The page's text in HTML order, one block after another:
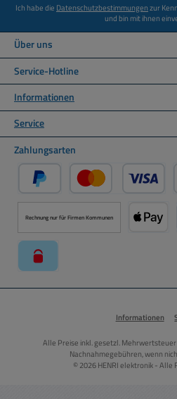
Ich habe die Datenschutzbestimmungenzur
und bin mit ihnen
Über uns
Service-Hotline
Informationen
Service
Zahlungsarten
PayPal Kredit- oder
Rechnung nur für Firmen Kommunen
Informationen
Alle Preise inkl. gesetzl.
Nachnahmegebühren, wenn
© 2026 HENRI elektronik -